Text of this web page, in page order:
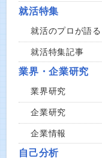
就活特集
就活のプロが語る
就活特集記事
業界・企業研究
業界研究
企業研究
企業情報
自己分析